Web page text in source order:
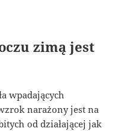
zimą jest
wpadających
narażony jest na
od działającej jak